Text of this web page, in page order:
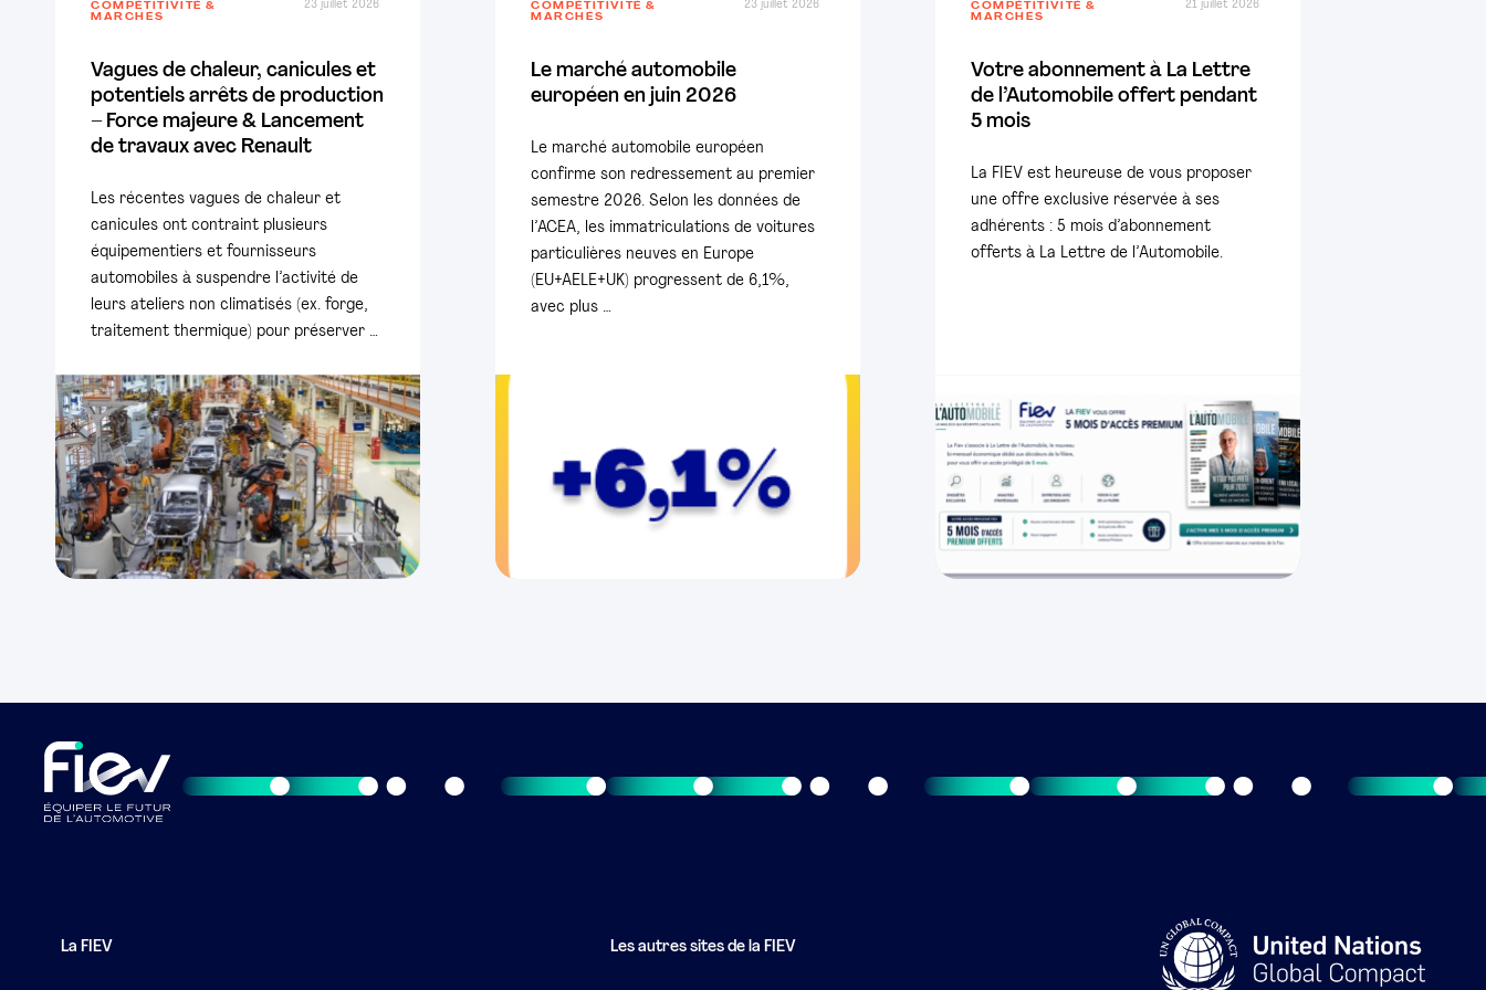
COMPÉTITIVITÉ &
MARCHÉS
23 juillet 2026
Vagues de chaleur, canicules et
potentiels arrêts de production
– Force majeure & Lancement
de travaux avec Renault
Les récentes vagues de chaleur et
canicules ont contraint plusieurs
équipementiers et fournisseurs
automobiles à suspendre l’activité de
leurs ateliers non climatisés (ex. forge,
traitement thermique) pour préserver …
COMPÉTITIVITÉ &
MARCHÉS
23 juillet 2026
Le marché automobile
européen en juin 2026
Le marché automobile européen
confirme son redressement au premier
semestre 2026. Selon les données de
l’ACEA, les immatriculations de voitures
particulières neuves en Europe
(EU+AELE+UK) progressent de 6,1%,
avec plus …
COMPÉTITIVITÉ &
MARCHÉS
21 juillet 2026
Votre abonnement à La Lettre
de l’Automobile offert pendant
5 mois
La FIEV est heureuse de vous proposer
une offre exclusive réservée à ses
adhérents : 5 mois d’abonnement
offerts à La Lettre de l’Automobile.
La FIEV Les autres sites de la FIEV